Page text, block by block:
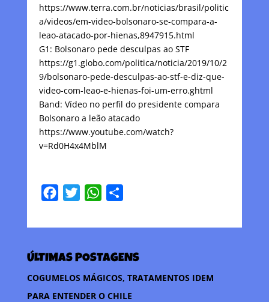
https://www.terra.com.br/noticias/brasil/politic
a/videos/em-video-bolsonaro-se-compara-a-
leao-atacado-por-hienas,8947915.html
G1: Bolsonaro pede desculpas ao STF
https://g1.globo.com/politica/noticia/2019/10/2
9/bolsonaro-pede-desculpas-ao-stf-e-diz-que-
video-com-leao-e-hienas-foi-um-erro.ghtml
Band: Vídeo no perfil do presidente compara
Bolsonaro a leão atacado
https://www.youtube.com/watch?
v=Rd0H4x4MblM
c
b
o
o
i
t
e
r
W
a
s
A
p
m
a
r
t
ÚLTIMAS POSTAGENS
COGUMELOS MÁGICOS, TRATAMENTOS IDEM
PARA ENTENDER O CHILE